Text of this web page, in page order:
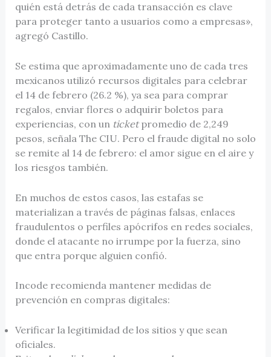
quién está detrás de cada transacción es clave
para proteger tanto a usuarios como a empresas»,
agregó Castillo.
Se estima que aproximadamente uno de cada tres
mexicanos utilizó recursos digitales para celebrar
el 14 de febrero (26.2 %), ya sea para comprar
regalos, enviar flores o adquirir boletos para
experiencias, con un ticketpromedio de 2,249
pesos, señala The CIU. Pero el fraude digital no solo
se remite al 14 de febrero: el amor sigue en el aire y
los riesgos también.
En muchos de estos casos, las estafas se
materializan a través de páginas falsas, enlaces
fraudulentos o perfiles apócrifos en redes sociales,
donde el atacante no irrumpe por la fuerza, sino
que entra porque alguien confió.
Incode recomienda mantener medidas de
prevención en compras digitales:
Verificar la legitimidad de los sitios y que sean
oficiales.